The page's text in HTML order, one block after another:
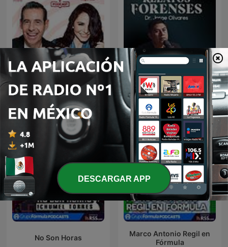
Relatos Forenses Podcast
No Son Horas
Marco Antonio Regil en
Fórmula
DESCARGAR APP